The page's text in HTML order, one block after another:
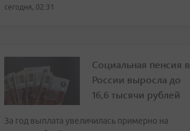
сегодня, 02:31
Социальная пенсия в
России выросла до
16,6 тысячи рублей
За год выплата увеличилась примерно на